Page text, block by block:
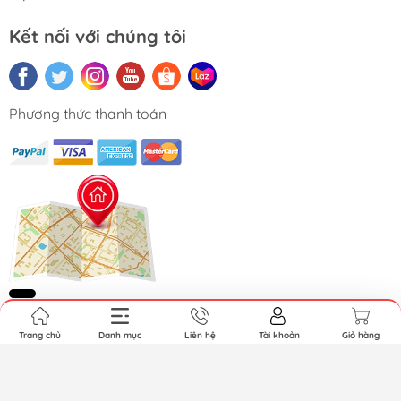
Kết nối với chúng tôi
Phương thức thanh toán
Trang chủ Danh mục Liên hệ Tài khoản Giỏ hàng